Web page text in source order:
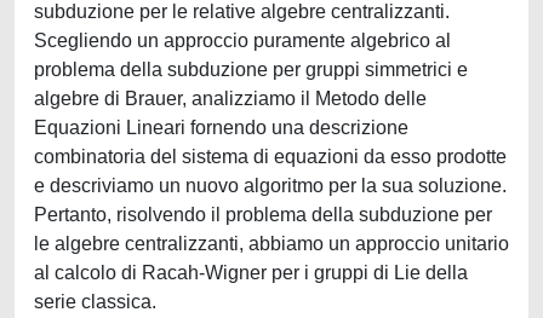
subduzione per le relative algebre centralizzanti.
Scegliendo un approccio puramente algebrico al
problema della subduzione per gruppi simmetrici e
algebre di Brauer, analizziamo il Metodo delle
Equazioni Lineari fornendo una descrizione
combinatoria del sistema di equazioni da esso prodotte
e descriviamo un nuovo algoritmo per la sua soluzione.
Pertanto, risolvendo il problema della subduzione per
le algebre centralizzanti, abbiamo un approccio unitario
al calcolo di Racah-Wigner per i gruppi di Lie della
serie classica.